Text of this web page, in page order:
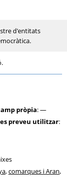
d'entitats
pròpia: —
preveu utilitzar:
,comarques i Aran,